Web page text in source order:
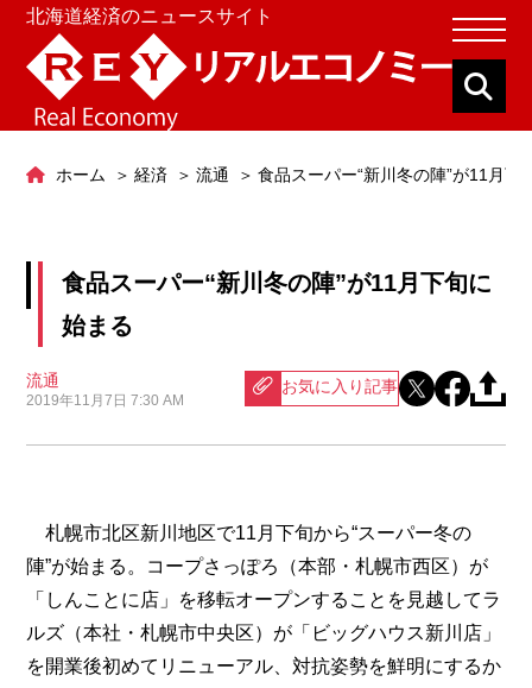
北海道経済のニュースサイト
ホーム 経済 流通 食品スーパー“新川冬の陣”が11月下
食品スーパー“新川冬の陣”が11月下旬に
始まる
流通
2019年11月7日 7:30 AM
お気に入り記事
札幌市北区新川地区で11月下旬から“スーパー冬の
陣”が始まる。コープさっぽろ（本部・札幌市西区）が
「しんことに店」を移転オープンすることを見越してラ
ルズ（本社・札幌市中央区）が「ビッグハウス新川店」
を開業後初めてリニューアル、対抗姿勢を鮮明にするか